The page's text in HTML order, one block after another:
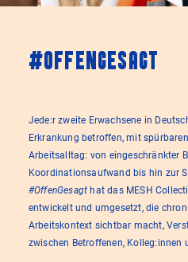
#OffenGesagt
Jede:r zweite Erwachsene in
Erkrankung betroffen, mit
Arbeitsalltag: von eingeschränkter
Koordinationsaufwand bis hin zur
#OffenGesagt hat das MESH
entwickelt und umgesetzt, die
Arbeitskontext sichtbar macht,
zwischen Betroffenen,